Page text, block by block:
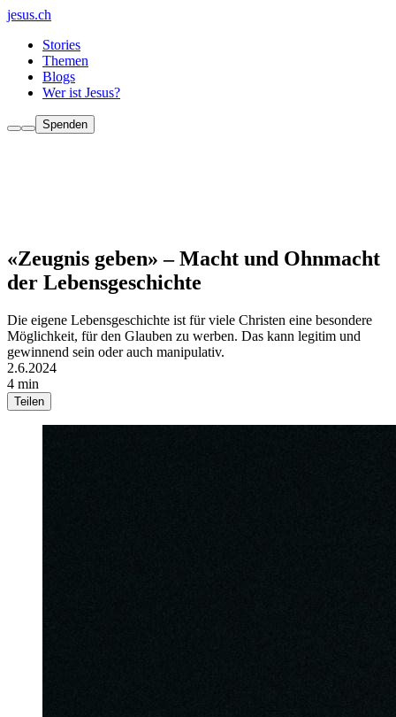
jesus.ch
Stories
Themen
Blogs
Wer ist Jesus?
Spenden
«Zeugnis geben» – Macht und Ohnmacht
der Lebensgeschichte
Die eigene Lebensgeschichte ist für viele Christen eine besondere
Möglichkeit, für den Glauben zu werben. Das kann legitim und
gewinnend sein oder auch manipulativ.
2.6.2024
4 min
Teilen